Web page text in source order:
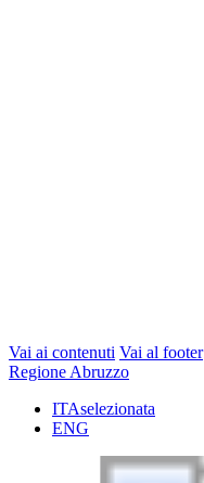
Vai ai contenuti Vai al footer
Regione Abruzzo
ITAselezionata
ENG